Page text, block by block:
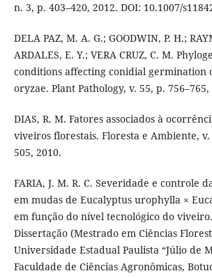
n. 3, p. 403–420, 2012. DOI: 10.1007/
DELA PAZ, M. A. G.; GOODWIN, P. H.;
ARDALES, E. Y.; VERA CRUZ, C. M.
conditions affecting conidial germination
oryzae. Plant Pathology, v. 55, p. 756–765,
DIAS, R. M. Fatores associados à
viveiros florestais. Floresta e Ambiente, v.
505, 2010.
FARIA, J. M. R. C. Severidade e controle
em mudas de Eucalyptus urophylla ×
em função do nível tecnológico do
Dissertação (Mestrado em Ciências
Universidade Estadual Paulista “Júlio de
Faculdade de Ciências Agronômicas,